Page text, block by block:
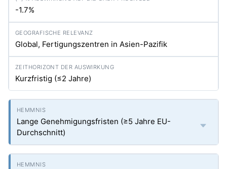
-1.7%
Global, Fertigungszentren in Asien-Pazifik
Kurzfristig (≤2 Jahre)
Lange Genehmigungsfristen (≥5 Jahre EU-
Durchschnitt)